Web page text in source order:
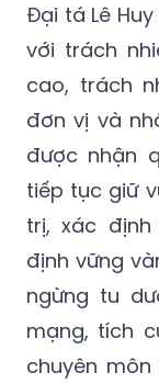
Đại tá Lê
với trách
cao, trách
đơn vị và
được nhận
tiếp tục giữ
trị, xác
định vững
ngừng tu
mạng, tích
chuyên